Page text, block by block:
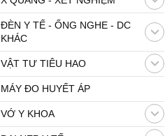
ĐÈN Y TẾ - ỐNG NGHE - DC
KHÁC
VẬT TƯ TIÊU HAO
MÁY ĐO HUYẾT ÁP
VỚ Y KHOA